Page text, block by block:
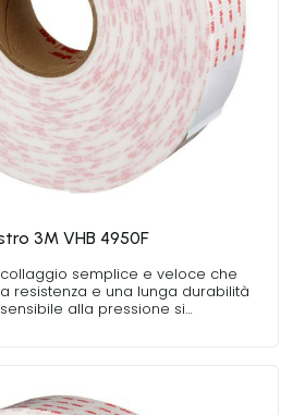
3M VHB 4950F
semplice e veloce che
resistenza e una lunga durabilità
sensibile alla pressione si…